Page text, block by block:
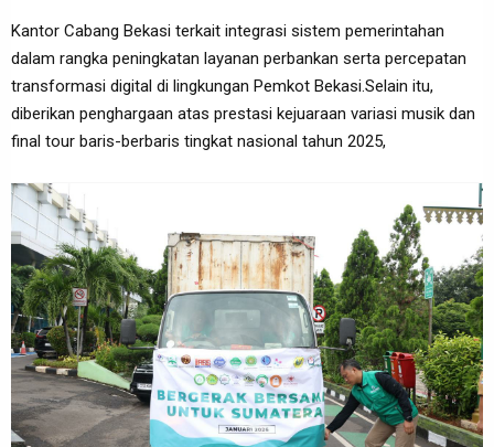
Kantor Cabang Bekasi terkait integrasi sistem pemerintahan
dalam rangka peningkatan layanan perbankan serta percepatan
transformasi digital di lingkungan Pemkot Bekasi.Selain itu,
diberikan penghargaan atas prestasi kejuaraan variasi musik dan
final tour baris-berbaris tingkat nasional tahun 2025,